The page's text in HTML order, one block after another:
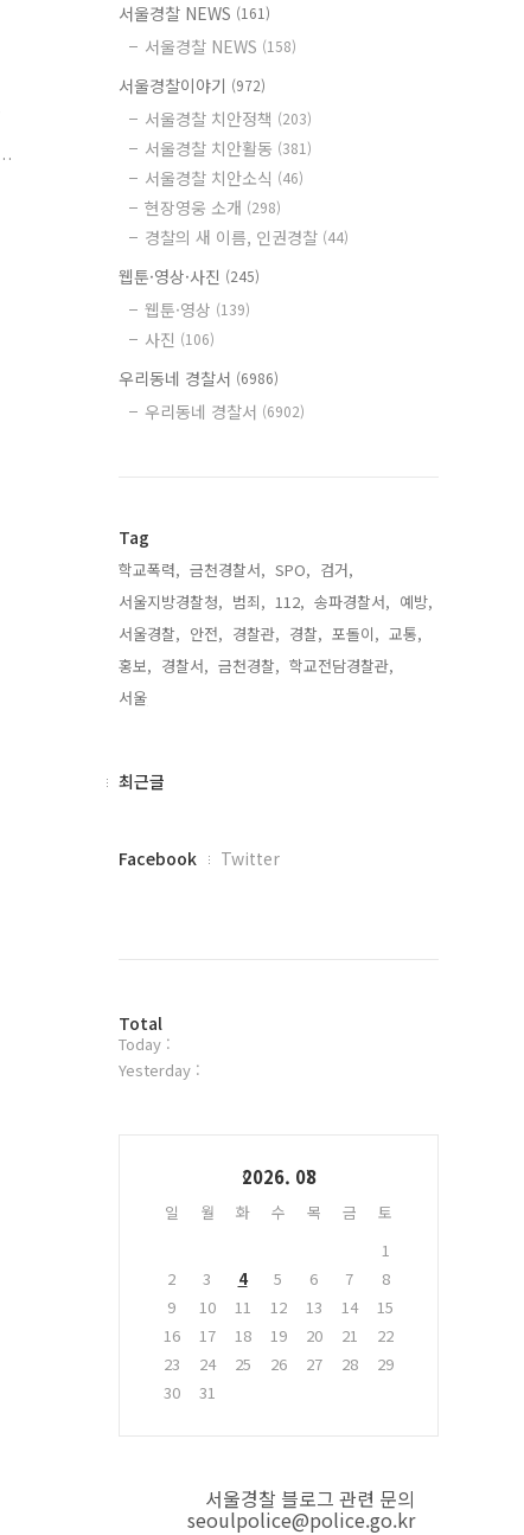
서울경찰 NEWS (161)
서울경찰 NEWS (158)
서울경찰이야기 (972)
서울경찰 치안정책 (203)
서울경찰 치안활동 (381)
서울경찰 치안소식 (46)
현장영웅 소개 (298)
경찰의 새 이름, 인권경찰 (44)
웹툰·영상·사진 (245)
웹툰·영상 (139)
사진 (106)
우리동네 경찰서 (6986)
우리동네 경찰서 (6902)
Tag
학교폭력, 금천경찰서, SPO, 검거,
서울지방경찰청, 범죄, 112, 송파경찰서, 예방,
서울경찰, 안전, 경찰관, 경찰, 포돌이, 교통,
홍보, 경찰서, 금천경찰, 학교전담경찰관,
서울,
최
최근글
페
플
러
그
Facebook Twitter
방
문
자
Total
Today :
Yesterday :
2026. 08
일 월 화 수 목 금
토
1
2
3 4 5 6 7
8
9
10 11 12 13 14
15
16
17 18 19 20 21
22
23
24 25 26 27 28
29
30
31
서울경찰 블로그 관련 문의
seoulpolice@police.go.kr